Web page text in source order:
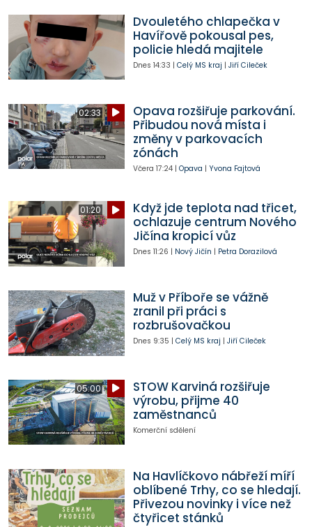
Dvouletého chlapečka v
Havířově pokousal pes,
policie hledá majitele
Dnes 14:33 | Celý MS kraj | Jiří Cileček
02:33
Opava rozšiřuje parkování.
Přibudou nová místa i
změny v parkovacích
zónách
Včera 17:24| Opava | Yvona Fajtová
01:20
Když jde teplota nad třicet,
ochlazuje centrum Nového
Jičína kropicí vůz
Dnes 11:26 | Nový Jičín | Petra Dorazilová
Muž v Příboře se vážně
zranil při práci s
rozbrušovačkou
Dnes 9:35 | Celý MS kraj | Jiří Cileček
05:00
STOW Karviná rozšiřuje
výrobu, přijme 40
zaměstnanců
Komerční sdělení
Na Havlíčkovo nábřeží míří
oblíbené Trhy, co se hledají.
Přivezou novinky i více než
čtyřicet stánků